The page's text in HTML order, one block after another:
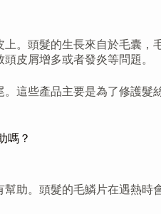
。頭髮的生長來自於毛囊
皮屑增多或者發炎等問題。
這些產品主要是為了修護
嗎？
助。頭髮的毛鱗片在遇熱